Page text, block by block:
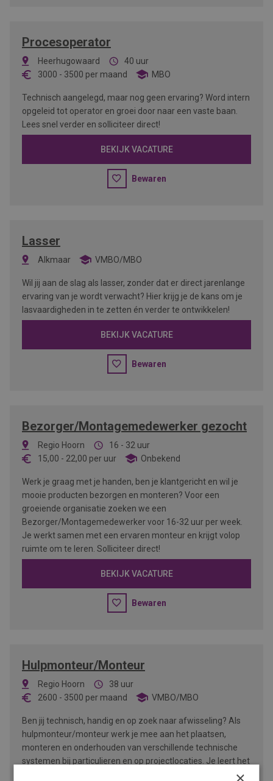
Procesoperator
Heerhugowaard
40 uur
3000 - 3500 per maand MBO
Technisch aangelegd, maar nog geen ervaring? Word intern
opgeleid tot operator en groei door naar een vaste baan.
Lees snel verder en solliciteer direct!
BEKIJK VACATURE
Bewaren
Lasser
Alkmaar VMBO/MBO
Wil jij aan de slag als lasser, zonder dat er direct jarenlange
ervaring van je wordt verwacht? Hier krijg je de kans om je
lasvaardigheden in te zetten én verder te ontwikkelen!
BEKIJK VACATURE
Bewaren
Bezorger/Montagemedewerker gezocht
Regio Hoorn
16 - 32 uur
15,00 - 22,00 per uur Onbekend
Werk je graag met je handen, ben je klantgericht en wil je
mooie producten bezorgen en monteren? Voor een
groeiende organisatie zoeken we een
Bezorger/Montagemedewerker voor 16-32 uur per week.
Je werkt samen met een ervaren monteur en krijgt volop
ruimte om te leren. Solliciteer direct!
BEKIJK VACATURE
Bewaren
Hulpmonteur/Monteur
Regio Hoorn
38 uur
2600 - 3500 per maand VMBO/MBO
Ben jij technisch, handig en op zoek naar afwisseling? Als
hulpmonteur/monteur werk je mee aan het plaatsen,
monteren en onderhouden van verschillende technische
systemen bij particulieren en op projectlocaties. Je leert het
vak in de praktijk en werkt samen met een gezellig team.